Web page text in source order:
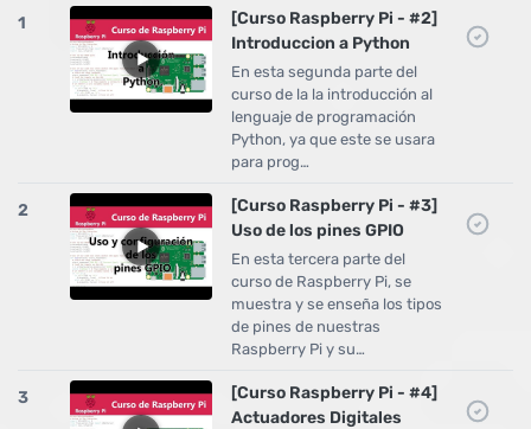
1
[Curso Raspberry Pi - #2]
Introduccion a Python
En esta segunda parte del
curso de la la introducción al
lenguaje de programación
Python, ya que este se usara
para prog…
2
[Curso Raspberry Pi - #3]
Uso de los pines GPIO
En esta tercera parte del
curso de Raspberry Pi, se
muestra y se enseña los tipos
de pines de nuestras
Raspberry Pi y su…
3
[Curso Raspberry Pi - #4]
Actuadores Digitales